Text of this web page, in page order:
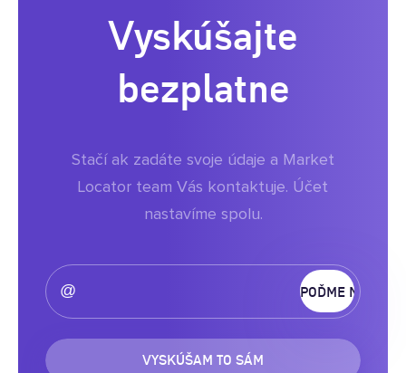
Vyskúšajte
bezplatne
VYSKÚŠAM TO SÁM
Stačí ak zadáte svoje údaje a Market
Locator team Vás kontaktuje. Účet
nastavíme spolu.